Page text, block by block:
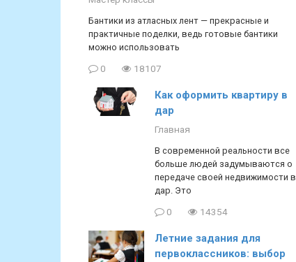
Бантики из атласных лент — прекрасные и
практичные поделки, ведь готовые бантики
можно использовать
0 18107
Как оформить квартиру в
дар
Главная
В современной реальности все
больше людей задумываются о
передаче своей недвижимости в
дар. Это
0 14354
Летние задания для
первоклассников: выбор